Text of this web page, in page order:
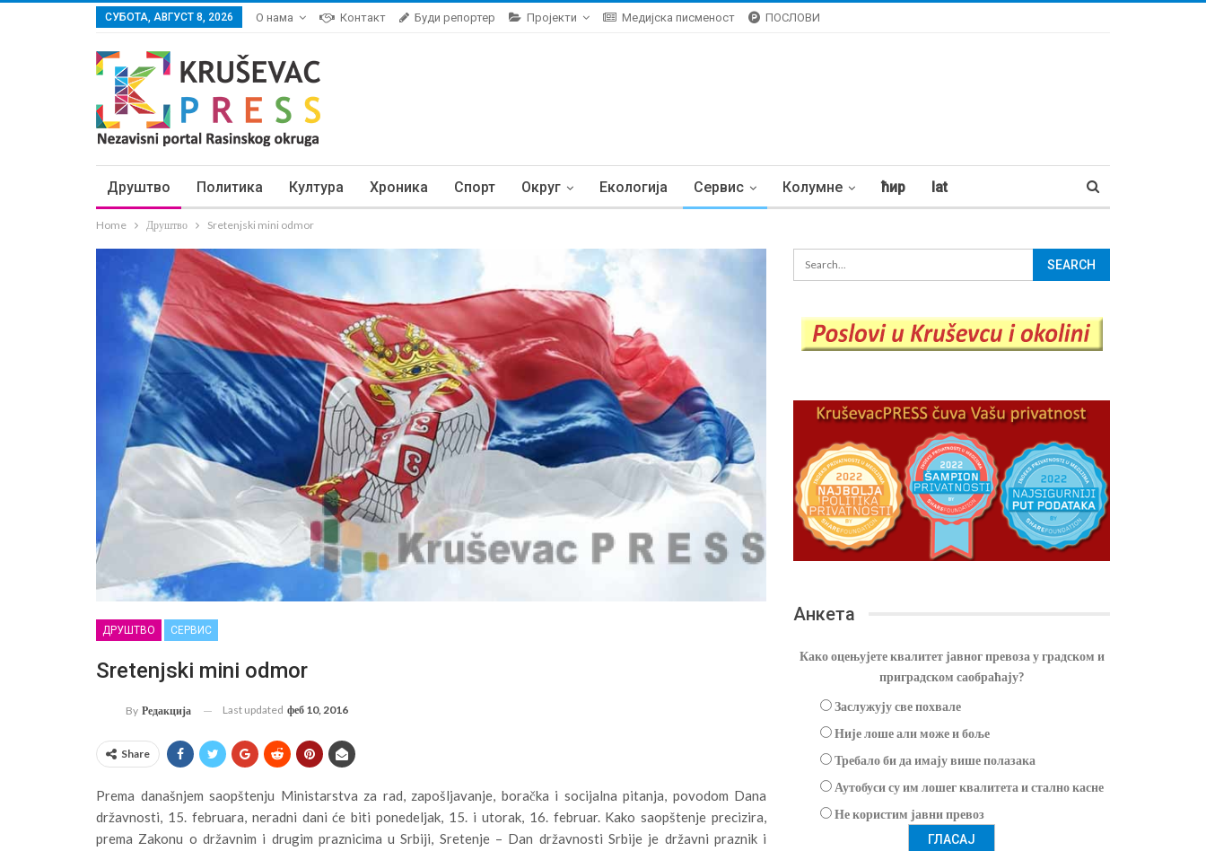
СУБОТА, АВГУСТ 8, 2026 О нама Контакт Буди репортер Пројекти Медијска писменост ПОСЛОВИ
Друштво Политика Култура Хроника Спорт Округ Екологија Сервис Колумне ћир lat
Home Друштво Sretenjski mini odmor
ДРУШТВО СЕРВИС
Sretenjski mini odmor
By Редакција Last updated феб 10, 2016
Share
Prema današnjem saopštenju Ministarstva za rad, zapošljavanje, boračka i socijalna pitanja, povodom Dana
državnosti, 15. februara, neradni dani će biti ponedeljak, 15. i utorak, 16. februar. Kako saopštenje precizira,
prema Zakonu o državnim i drugim praznicima u Srbiji, Sretenje – Dan državnosti Srbije je državni praznik i
Анкета
Како оцењујете квалитет јавног превоза у градском и
приградском саобраћају?
Заслужују све похвале
Није лоше али може и боље
Требало би да имају више полазака
Аутобуси су им лошег квалитета и стално касне
Не користим јавни превоз